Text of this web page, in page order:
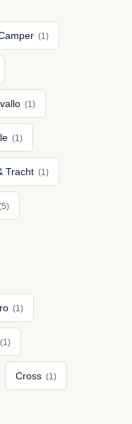
(1)
(1)
(1)
Tracht (1)
(1)
(1)
Cross (1)